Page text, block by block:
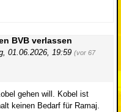
BVB verlassen
01.06.2026, 19:59 (vor 67
gehen will. Kobel ist
keinen Bedarf für Ramaj.